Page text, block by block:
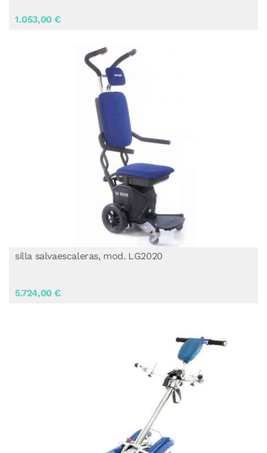
silla salvaescaleras, mod. LG2020
5.724,00 €
1.053,00 €